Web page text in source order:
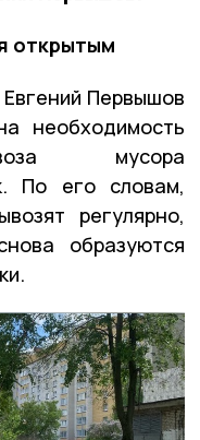
открытым
Первышов
необходимость
мусора
По его словам,
регулярно,
образуются